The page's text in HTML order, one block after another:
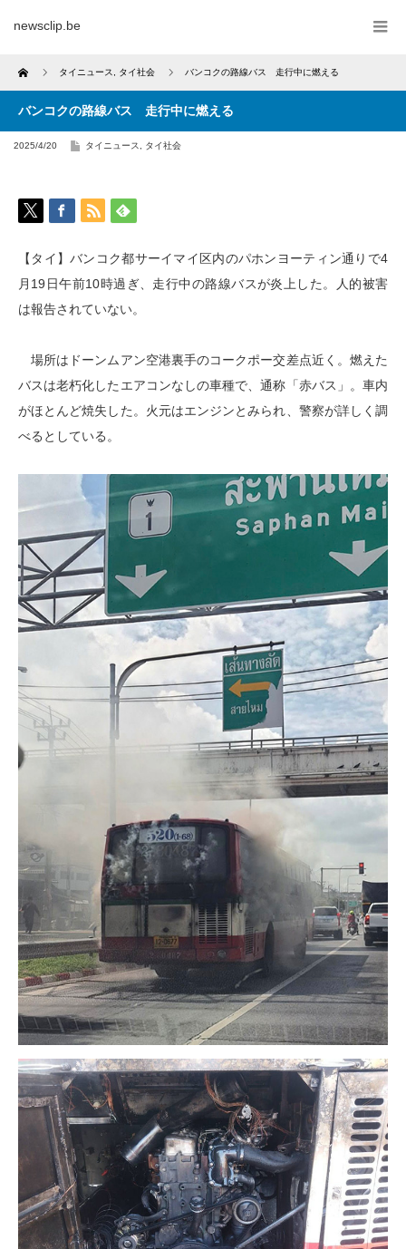
newsclip.be
Home タイニュース タイ社会 バンコクの路線バス 走行中に燃える
バンコクの路線バス 走行中に燃える
2025/4/20 タイニュース タイ社会
【タイ】バンコク都サーイマイ区内のパホンヨーティン通りで4
月19日午前10時過ぎ、走行中の路線バスが炎上した。人的被害
は報告されていない。
場所はドーンムアン空港裏手のコークポー交差点近く。燃えた
バスは老朽化したエアコンなしの車種で、通称「赤バス」。車内
がほとんど焼失した。火元はエンジンとみられ、警察が詳しく調
べるとしている。